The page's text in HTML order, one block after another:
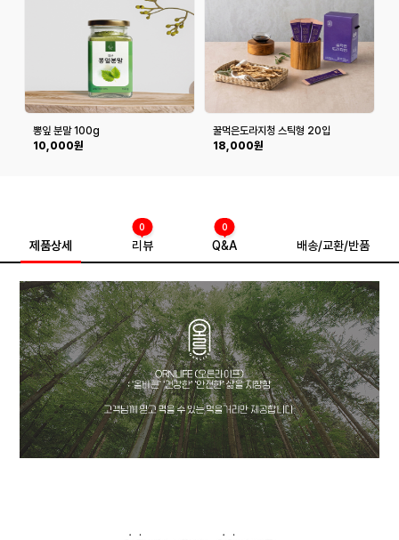
뽕잎 분말 100g
10,000원
꿀먹은도라지청 스틱형 20입
18,000원
제품상세 리뷰
0
Q&A
0
배송/교환/반품